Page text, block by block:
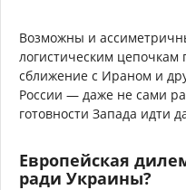
Возможны и
логистическим цепочкам
сближение с Ираном и
России — даже не сами
готовности Запада идти
Европейская
ради Украины?